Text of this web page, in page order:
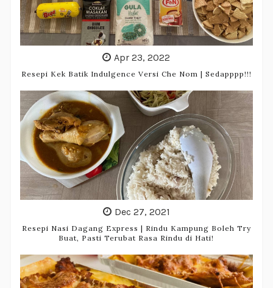
Apr 23, 2022
Resepi Kek Batik Indulgence Versi Che Nom | Sedapppp!!!
Dec 27, 2021
Resepi Nasi Dagang Express | Rindu Kampung Boleh Try
Buat, Pasti Terubat Rasa Rindu di Hati!